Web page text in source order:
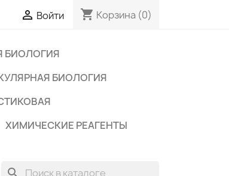
 Войти shopping_cart Корзина (0)
БИОЛОГИЯ
БИОЛОГИЯ
ХИМИЧЕСКИЕ РЕАГЕНТЫ
search